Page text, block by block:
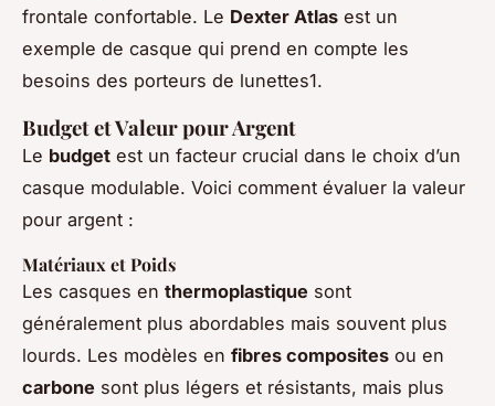
frontale confortable. Le Dexter Atlas est un
exemple de casque qui prend en compte les
besoins des porteurs de lunettes1.
Budget et Valeur pour Argent
Le budget est un facteur crucial dans le choix d’un
casque modulable. Voici comment évaluer la valeur
pour argent :
Matériaux et Poids
Les casques en thermoplastique sont
généralement plus abordables mais souvent plus
lourds. Les modèles en fibres composites ou en
carbone sont plus légers et résistants, mais plus